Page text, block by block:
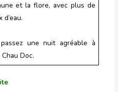
et la flore, avec plus de
d’eau.
une nuit agréable à
Doc.